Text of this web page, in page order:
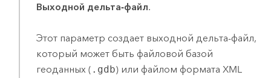
Выходной дельта-файл.
Этот параметр создает выходной дельта-файл,
который может быть файловой базой
геоданных ( .gdb) или файлом формата XML